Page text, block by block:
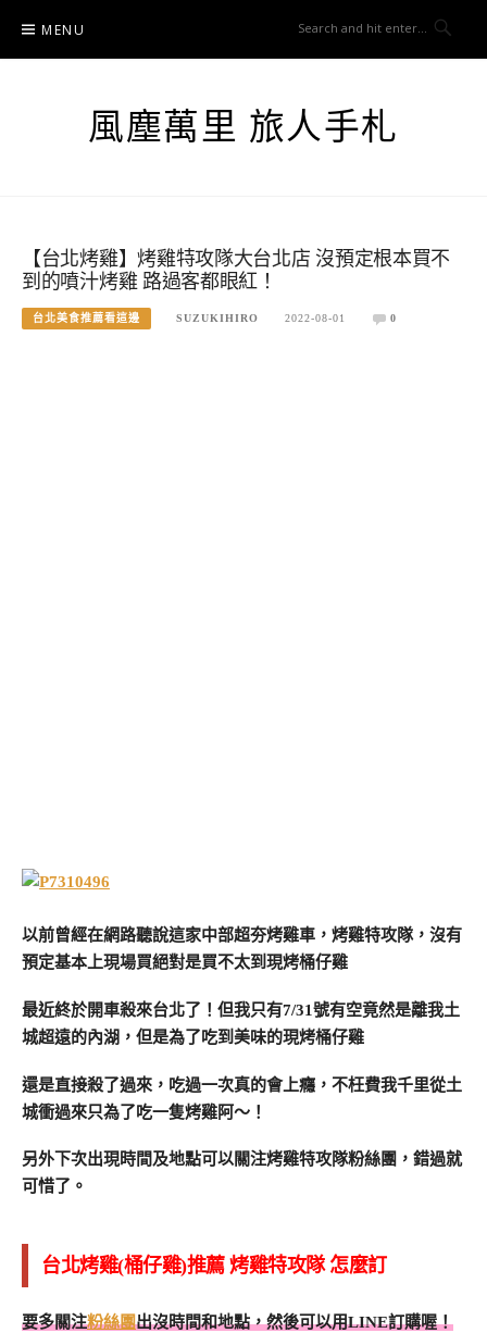
content
MENU
風塵萬里 旅人手札
【台北烤雞】烤雞特攻隊大台北店 沒預定根本買不
到的噴汁烤雞 路過客都眼紅！
台北美食推薦看這邊 SUZUKIHIRO 2022-08-01 0
以前曾經在網路聽說這家中部超夯烤雞車，烤雞特攻隊，沒有
預定基本上現場買絕對是買不太到現烤桶仔雞
最近終於開車殺來台北了！但我只有7/31號有空竟然是離我土
城超遠的內湖，但是為了吃到美味的現烤桶仔雞
還是直接殺了過來，吃過一次真的會上癮，不枉費我千里從土
城衝過來只為了吃一隻烤雞阿～！
另外下次出現時間及地點可以關注烤雞特攻隊粉絲團，錯過就
可惜了。
台北烤雞(桶仔雞)推薦 烤雞特攻隊 怎麼訂
要多關注粉絲團出沒時間和地點，然後可以用LINE訂購喔！